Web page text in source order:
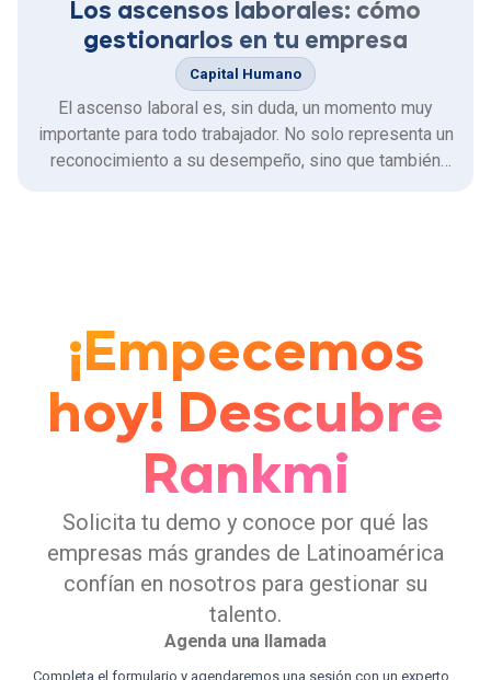
Los ascensos laborales: cómo
gestionarlos en tu empresa
Capital Humano
El ascenso laboral es, sin duda, un momento muy
importante para todo trabajador. No solo representa un
reconocimiento a su desempeño, sino que también
¡Empecemos
hoy! Descubre
Rankmi
Solicita tu demo y conoce por qué las
empresas más grandes de Latinoamérica
confían en nosotros para gestionar su
talento.
Agenda una llamada
Completa el formulario y agendaremos una sesión con un experto